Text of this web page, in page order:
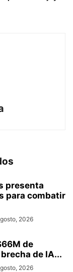
presenta
para combatir
2026
de
de IA...
2026